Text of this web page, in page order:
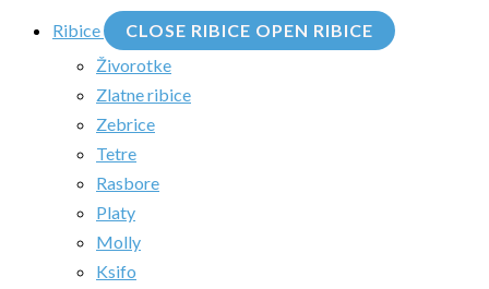
Ribice CLOSE RIBICE OPEN RIBICE
Živorotke
Zlatne ribice
Zebrice
Tetre
Rasbore
Platy
Molly
Ksifo